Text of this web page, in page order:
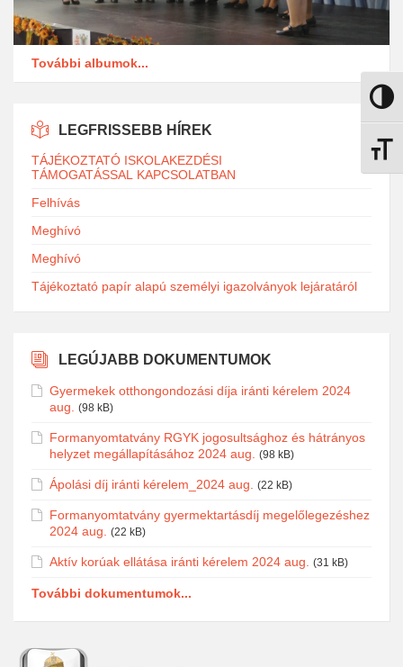
Nagy
További albumok...
LEGFRISSEBB HÍREK
TÁJÉKOZTATÓ ISKOLAKEZDÉSI
TÁMOGATÁSSAL KAPCSOLATBAN
Felhívás
Meghívó
Meghívó
Tájékoztató papír alapú személyi igazolványok lejáratáról
LEGÚJABB DOKUMENTUMOK
Gyermekek otthongondozási díja iránti kérelem 2024
aug.
(98 kB)
Formanyomtatvány RGYK jogosultsághoz és hátrányos
helyzet megállapításához 2024 aug.
(98 kB)
Ápolási díj iránti kérelem_2024 aug. (22 kB)
Formanyomtatvány gyermektartásdíj megelőlegezéshez
2024 aug.
(22 kB)
Aktív korúak ellátása iránti kérelem 2024 aug. (31 kB)
További dokumentumok...